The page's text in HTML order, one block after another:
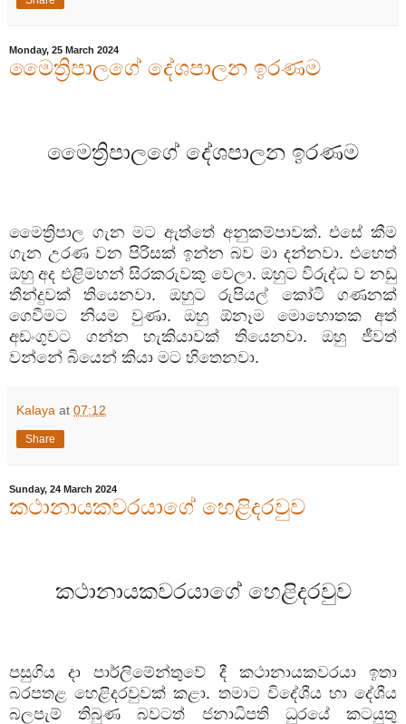
Monday, 25 March 2024
මෛත්‍රිපාලගේ දේශපාලන ඉරණම
මෛත්‍රිපාලගේ දේශපාලන ඉරණම
මෛත්‍රිපාල ගැන මට ඇත්තේ අනුකම්පාවක්.එසේ කීම
ගැන උරණ වන පිරිසක් ඉන්න බව මා දන්නවා. එහෙත්
ඔහු අද එළිමහන් සිරකරුවකු වෙලා. ඔහුට විරුද්ධ ව නඩු
තීන්දුවක්
තියෙනවා. ඔහුට රුපියල් කෝටි
ගණනක්
ගෙවීමට
නියම වුණා. ඔහු ඕනෑම මොහොතක
අත්
අඩංගුවට
ගන්න හැකියාවක් තියෙනවා. ඔහු
ජීවත්
වන්නේ බියෙන් කියා මට හිතෙනවා.
Kalaya at 07:12
Share
Sunday, 24 March 2024
කථානායකවරයාගේ හෙළිදරවුව
කථානායකවරයාගේ හෙළිදරවුව
පසුගිය දා පාර්ලිමේන්තුවේ දී කථානායකවරයා
ඉතා
බරපතළ හෙළිදරවුවක් කළා. තමාට විදේශීය හා දේශීය
බලපැම්
තිබුණ බවටත් ජනාධිපති ධුරයේ
කටයුතු